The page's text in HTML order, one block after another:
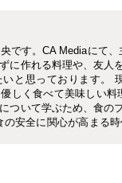
です。CA Mediaにて
に作れる料理や、友人
と思っております。
しく食べて美味しい
ついて学ぶため、食の
安全に関心が高まる